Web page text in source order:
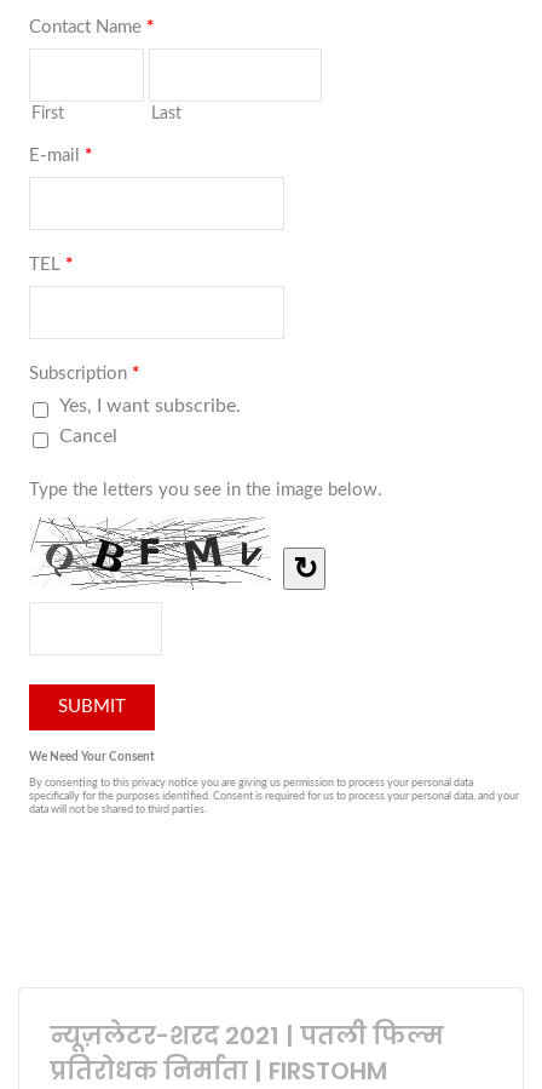
न्यूज़लेटर-शरद 2021 | पतली फिल्म
प्रतिरोधक निर्माता | FIRSTOHM